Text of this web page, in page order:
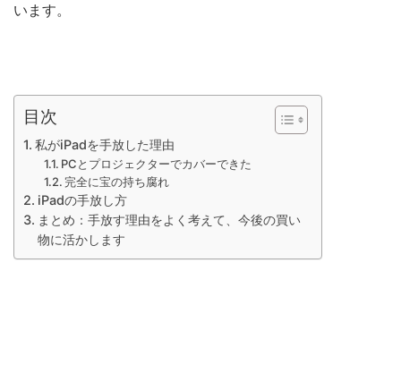
います。
目次
私がiPadを手放した理由
PCとプロジェクターでカバーできた
完全に宝の持ち腐れ
iPadの手放し方
まとめ：手放す理由をよく考えて、今後の買い
物に活かします